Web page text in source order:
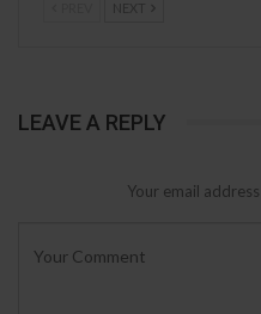
NEXT
LEAVE A REPLY
Your email